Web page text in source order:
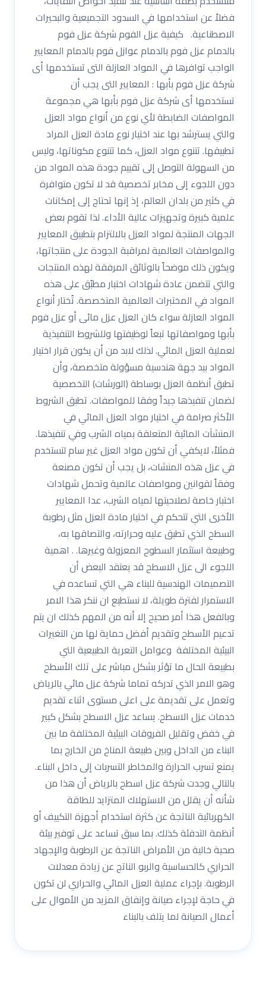
فضلاً عن استخدامها في السدود التجميعية والبحيرات
الاصطناعية. كيفية عزل الفوم شركة عزل فوم
بالدمام عزل فوم بالدمام عوازل فوم بالدمام المعايير
الواجب توافرها في المواد العازلة التى تستخدمها أى
شركة عزل فوم بأبها : المعايير التى يجب أن
تستخدمها أى شركة عزل فوم بأبها هي مجموعة
المواصفات الضابطة لأي نوع من أنواع مواد العزل
والتي يسترشد بها عند اختيار نوع مادة العزل المراد
تطبيقها. تتنوع مواد العزل، كما تتنوع مكوناتها، وليس
من السهولة التوصل إلى تقييم جودة هذه المواد من
دون اللجوء إلى مخابر تخصصية قد لا تكون متوافرة
في كثير من بلدان العالم، إذ إنها تحتاج إلى إمكانات
علمية كبيرة وتجهيزات عالية الأداء. لذا تقوم بعض
الجهات المنتجة لمواد العزل بالالتزام بتطبيق المعايير
والمواصفات العالمية لمراقبة الجودة على منتجاتها،
ويكون ذلك موضحاً بالوثائق المرفقة لهذه المنتجات
والتي تتضمن عادة شهادات اختبار مطبّق على هذه
المواد في المختبرات العالمية المتخصصة. تُختار أنواع
المواد العازلة سواء كان العزل عزل مائى أو عزل فوم
بأبها ومواصفاتها تبعاً لوظيفتها وللشروط التنفيذية
لعملية العزل المائي. لذلك لابد من أن يكون قرار اختيار
المواد بيد جهة هندسية مسؤولة متخصصة، وأن
تطبق أنظمة العزل بوساطة (الورشات) التخصصية
لضمان تنفيذها جيداً وفقا للمواصفات. تطبق الشروط
الأكثر صرامة في اختيار مواد العزل المائي في
المنشآت المائية المتعلقة بمياه الشرب وفي تنفيذها.
فمثلاً، لايكفي أن تكون مواد العزل غير سام لتستخدم
في عزل هذه المنشات، بل يجب أن تكون مصنعة
وفقاً لقوانين ومواصفات عالمية وتحمل شهادات
اختبار خاصة لصلاحيتها لمياه الشرب، عدا المعايير
الأخرى التي تتحكم في اختيار مادة العزل مثل رطوبة
السطح الذي تطبق عليه وحرارته، والتصاقها به،
وطبيعة استثمار السطوح المعزولة وغيرها. . اهمية
اللجوء الى عزل الاسطح قد يعتقد البعض أن
التصميمات الهندسية للبناء هي التي تساعده في
الاستمرار لفترة طويلة، لا نستطيع ان ننكر هذا الامر
وبالفعل هذا أمر صحيح إلا أنه من المهم كذلك ان يتم
تدعيم الأسطح وتقديم أفضل حماية لها من التغيرات
البيئية المختلفة وعوامل التعرية الطبيعية التي
بطبيعة الحال ما تؤثر بشكل مباشر على تلك الأسطح
وهو الامر الذي تدركه تماما شركة عزل مائي بالرياض
وتعمل على تقديمة على اعلى مستوى اثناء تقديم
خدمات عزل الاسطح. يساعد عزل الاسطح بشكل كبير
في خفض وتقليل الفروقات البيئية المختلفة ما بين
البناء من الداخل وبين طبيعة المناخ من الخارج بما
يمنع تسرب الحرارة والمخاطر التسربات إلى داخل البناء.
بالتالي وجدت شركة عزل اسطح بالرياض أن هذا من
شأنه أن يقلل من الاستهلاك المتزايد للطاقة
الكهربائية الناتجة عن كثرة استخدام أجهزة التكييف أو
أنظمة التدفئة كذلك. بما سبق تساعد على توفير بيئة
صحية خالية من الأمراض الناتجة عن الرطوبة والإجهاد
الحراري كالحساسية والربو الناتج عن زيادة معدلات
الرطوبة. بإجراء عملية العزل المائي والحراري لن تكون
في حاجة لإجراء صيانة وإنفاق المزيد من الأموال على
أعمال الصيانة لما يتلف بالبناء